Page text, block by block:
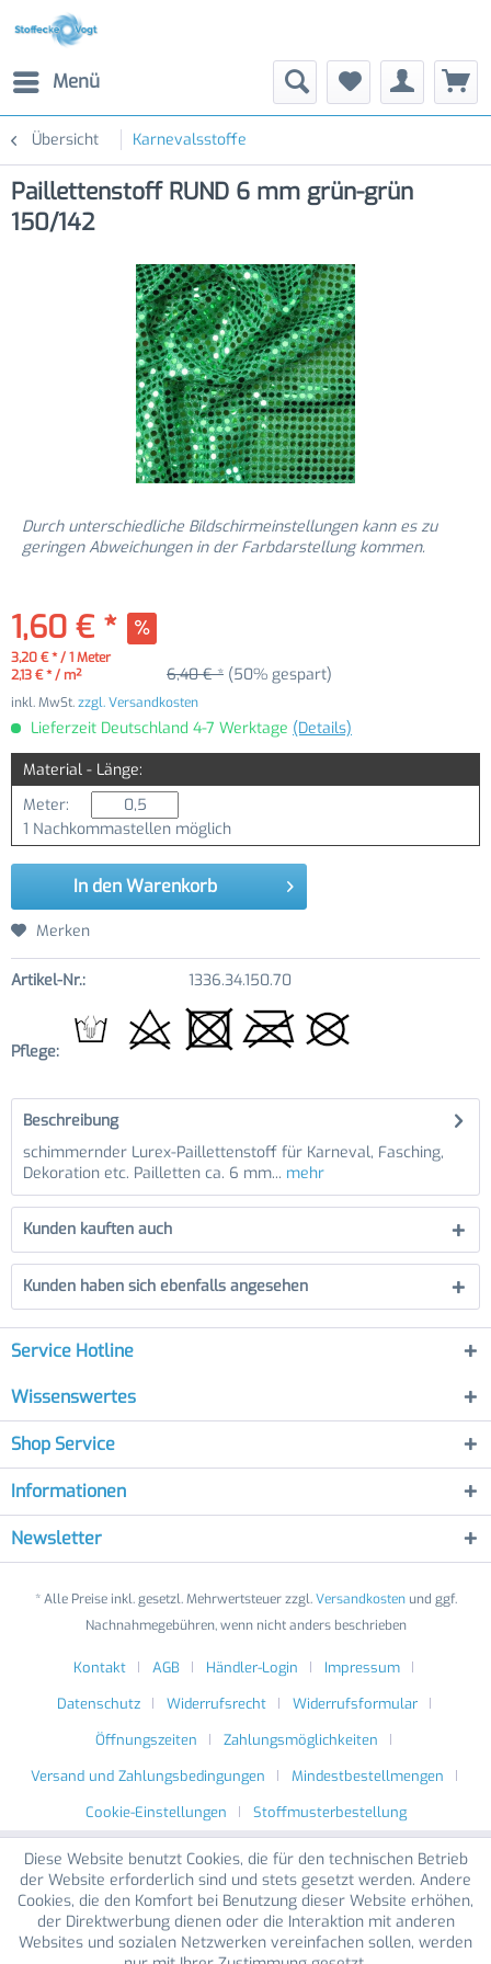
Menü
Übersicht Karnevalsstoffe
Paillettenstoff RUND 6 mm grün-grün
150/142
Durch unterschiedliche Bildschirmeinstellungen kann es zu
geringen Abweichungen in der Farbdarstellung kommen.
1,60 € *
3,20 € * / 1 Meter
2,13 € * / m²
6,40 € * (50% gespart)
inkl. MwSt.zzgl. Versandkosten
Lieferzeit Deutschland 4-7 Werktage (Details)
Material - Länge:
Meter:
1 Nachkommastellen möglich
In den Warenkorb
Merken
Artikel-Nr.: 1336.34.150.70
Pflege:
Beschreibung
schimmernder Lurex-Paillettenstoff für Karneval, Fasching,
Dekoration etc. Pailletten ca. 6 mm... mehr
Kunden kauften auch
Kunden haben sich ebenfalls angesehen
Service Hotline
Wissenswertes
Shop Service
Informationen
Newsletter
* Alle Preise inkl. gesetzl. Mehrwertsteuer zzgl.Versandkostenund ggf.
Nachnahmegebühren, wenn nicht anders beschrieben
Kontakt AGB Händler-Login
Impressum
Datenschutz
Widerrufsrecht
Widerrufsformular
Öffnungszeiten
Zahlungsmöglichkeiten
Versand und Zahlungsbedingungen
Mindestbestellmengen
Cookie-Einstellungen
Stoffmusterbestellung
Diese Website benutzt Cookies, die für den technischen Betrieb
der Website erforderlich sind und stets gesetzt werden. Andere
Cookies, die den Komfort bei Benutzung dieser Website erhöhen,
der Direktwerbung dienen oder die Interaktion mit anderen
Websites und sozialen Netzwerken vereinfachen sollen, werden